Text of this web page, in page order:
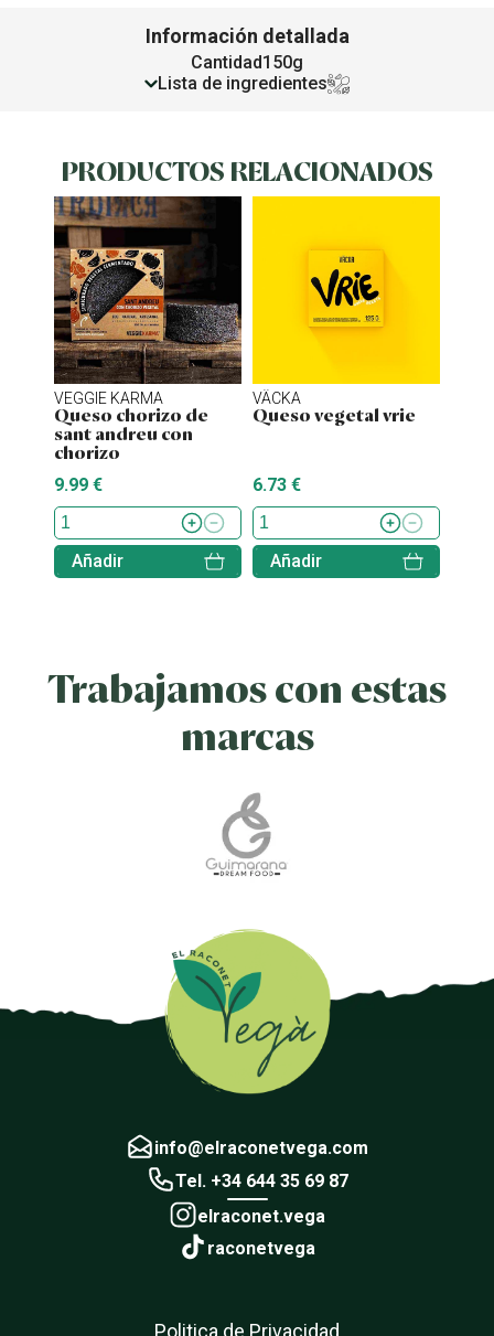
Información detallada
Cantidad150g
Lista de ingredientes
PRODUCTOS RELACIONADOS
VEGGIE KARMA
Queso chorizo de
sant andreu con
chorizo
9.99 €
Añadir
VÄCKA
Queso vegetal vrie
6.73 €
Añadir
Trabajamos con estas
marcas
info@elraconetvega.com
Tel. +34 644 35 69 87
elraconet.vega
raconetvega
Politica de Privacidad